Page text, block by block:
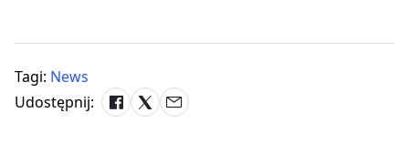
Tagi: News
Udostępnij: